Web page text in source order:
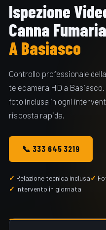
Ispezione
Canna Fumaria
A Basiasco
Controllo professionale
telecamera HD a
foto inclusa in ogni
risposta rapida.
📞 333 645 3219
Relazione tecnica inclusa
Intervento in giornata